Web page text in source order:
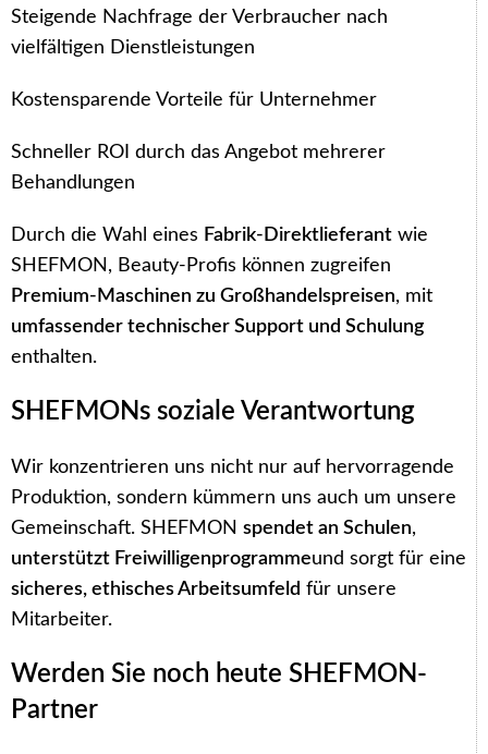
Steigende Nachfrage der Verbraucher nach
vielfältigen Dienstleistungen
Kostensparende Vorteile für Unternehmer
Schneller ROI durch das Angebot mehrerer
Behandlungen
Durch die Wahl eines Fabrik-Direktlieferant wie
SHEFMON, Beauty-Profis können zugreifen
Premium-Maschinen zu Großhandelspreisen, mit
umfassender technischer Support und Schulung
enthalten.
SHEFMONs soziale Verantwortung
Wir konzentrieren uns nicht nur auf hervorragende
Produktion, sondern kümmern uns auch um unsere
Gemeinschaft. SHEFMON spendet an Schulen,
unterstützt Freiwilligenprogrammeund sorgt für eine
sicheres, ethisches Arbeitsumfeld für unsere
Mitarbeiter.
Werden Sie noch heute SHEFMON-
Partner